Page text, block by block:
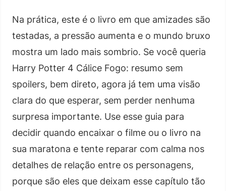
Na prática, este é o livro em que amizades são
testadas, a pressão aumenta e o mundo bruxo
mostra um lado mais sombrio. Se você queria
Harry Potter 4 Cálice Fogo: resumo sem
spoilers, bem direto, agora já tem uma visão
clara do que esperar, sem perder nenhuma
surpresa importante. Use esse guia para
decidir quando encaixar o filme ou o livro na
sua maratona e tente reparar com calma nos
detalhes de relação entre os personagens,
porque são eles que deixam esse capítulo tão